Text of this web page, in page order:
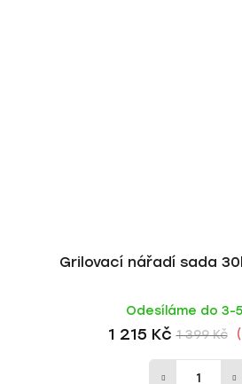
Grilovací nářadí sada
Odesíláme do 3-
1 215 Kč 1 399 Kč